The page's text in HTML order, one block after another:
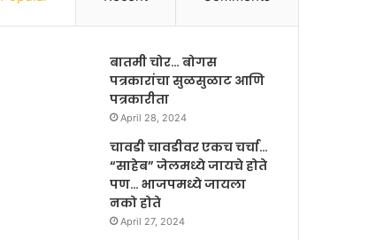
बातमी चोर… बोगस
पत्रकारांचा सुळसुळाट आणि
पत्रकारीता
April 28, 2024
चावडी चावडीवर एकच चर्चा…
“साहेब” जेलमध्ये जायचे होते
पण… भाजपमध्ये जायला
नको होते
April 27, 2024